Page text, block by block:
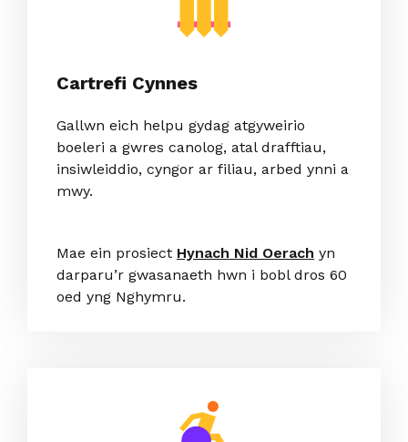
Cartrefi Cynnes
Gallwn eich helpu gydag atgyweirio
boeleri a gwres canolog, atal drafftiau,
insiwleiddio, cyngor ar filiau, arbed ynni a
mwy.
Mae ein prosiect Hynach Nid Oerach yn
darparu’r gwasanaeth hwn i bobl dros 60
oed yng Nghymru.